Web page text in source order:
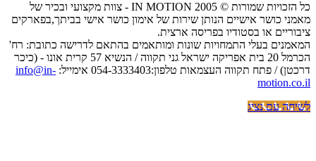
כל הזכויות שמורות © IN MOTION 2005 - צוות מקצועי ובכיר של
מאמני כושר אישיים הנותן שירות של אימון כושר אישי בביתך,בפארקים
ציבוריים או בסטודיו בפריסה ארצית.
המאמנים בעלי התמחויות שונות ומותאמים בהתאם לדרישה כתובת: רח'
הכרמל 20 בית אפריקה ישראל גני תקווה / הנשיא 57 קרית אונו - (כיכר
דרכטן) / פתח תקווה העצמאות טלפון:054-3333403 אימייל:
info@in-
motion.co.il
לשיחה עם נציג